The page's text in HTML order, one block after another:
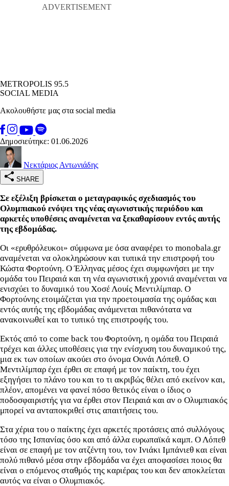
METROPOLIS 95.5
SOCIAL MEDIA
Ακολουθήστε μας στα social media
Δημοσιεύτηκε: 01.06.2026
Νεκτάριος Αντωνιάδης
SHARE
Σε εξέλιξη βρίσκεται ο μεταγραφικός σχεδιασμός του
Ολυμπιακού ενόψει της νέας αγωνιστικής περιόδου και
αρκετές υποθέσεις αναμένεται να ξεκαθαρίσουν εντός αυτής
της εβδομάδας.
Οι «ερυθρόλευκοι» σύμφωνα με όσα αναφέρει το monobala.gr
αναμένεται να ολοκληρώσουν και τυπικά την επιστροφή του
Κώστα Φορτούνη. Ο Έλληνας μέσος έχει συμφωνήσει με την
ομάδα του Πειραιά και τη νέα αγωνιστική χρονιά αναμένεται να
ενισχύει το δυναμικό του Χοσέ Λουίς Μεντιλίμπαρ. Ο
Φορτούνης ετοιμάζεται για την προετοιμασία της ομάδας και
εντός αυτής της εβδομάδας ανάμενεται πιθανότατα να
ανακοινωθεί και το τυπικό της επιστροφής του.
Εκτός από το come back του Φορτούνη, η ομάδα του Πειραιά
τρέχει και άλλες υποθέσεις για την ενίσχυση του δυναμικού της,
μια εκ των οποίων ακούει στο όνομα Ουνάι Λόπεθ. Ο
Μεντιλίμπαρ έχει έρθει σε επαφή με τον παίκτη, του έχει
εξηγήσει το πλάνο του και το τι ακριβώς θέλει από εκείνον και,
πλέον, απομένει να φανεί πόσο θετικός είναι ο ίδιος ο
ποδοσφαιριστής για να έρθει στον Πειραιά και αν ο Ολυμπιακός
μπορεί να ανταποκριθεί στις απαιτήσεις του.
Στα χέρια του ο παίκτης έχει αρκετές προτάσεις από συλλόγους
τόσο της Ισπανίας όσο και από άλλα ευρωπαϊκά καμπ. Ο Λόπεθ
είναι σε επαφή με τον ατζέντη του, τον Ινιάκι Ιμπάνιεθ και είναι
πολύ πιθανό μέσα στην εβδομάδα να έχει αποφασίσει ποιος θα
είναι ο επόμενος σταθμός της καριέρας του και δεν αποκλείεται
αυτός να είναι ο Ολυμπιακός.